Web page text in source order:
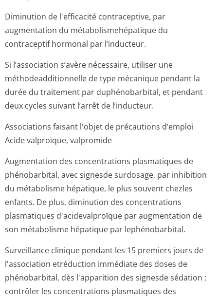
Diminution de l'efficacité contraceptive, par
augmentation du métabolismehé­patique du
contraceptif hormonal par l’inducteur.
Si l’association s’avère nécessaire, utiliser une
méthodeadditi­onnelle de type mécanique pendant la
durée du traitement par duphénobarbital, et pendant
deux cycles suivant l’arrêt de l’inducteur.
Associations faisant l'objet de précautions d’emploi
Acide valproïque, valpromide
Augmentation des concentrations plasmatiques de
phénobarbital, avec signesde surdosage, par inhibition
du métabolisme hépatique, le plus souvent chezles
enfants. De plus, diminution des concentrations
plasmatiques d'acidevalproïque par augmentation de
son métabolisme hépatique par lephénobarbital.
Surveillance clinique pendant les 15 premiers jours de
l'association etréduction immédiate des doses de
phénobarbital, dès l'apparition des signesde sédation ;
contrôler les concentrations plasmatiques des